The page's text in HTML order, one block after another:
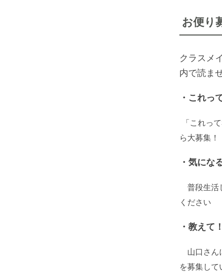
お便り
クラスメ
内で読ま
・これっ
「これっ
ら大募集！
・気にな
普段生活
ください
・教えて
山口さん
を募集して